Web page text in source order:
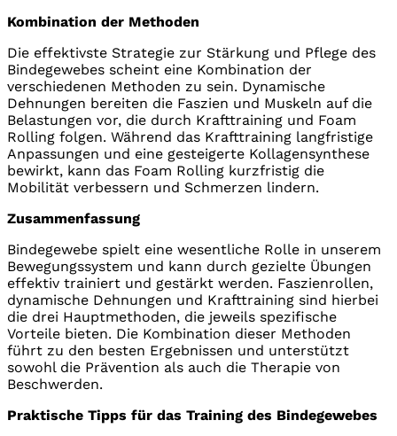
Kombination der Methoden
Die effektivste Strategie zur Stärkung und Pflege des
Bindegewebes scheint eine Kombination der
verschiedenen Methoden zu sein. Dynamische
Dehnungen bereiten die Faszien und Muskeln auf die
Belastungen vor, die durch Krafttraining und Foam
Rolling folgen. Während das Krafttraining langfristige
Anpassungen und eine gesteigerte Kollagensynthese
bewirkt, kann das Foam Rolling kurzfristig die
Mobilität verbessern und Schmerzen lindern.
Zusammenfassung
Bindegewebe spielt eine wesentliche Rolle in unserem
Bewegungssystem und kann durch gezielte Übungen
effektiv trainiert und gestärkt werden. Faszienrollen,
dynamische Dehnungen und Krafttraining sind hierbei
die drei Hauptmethoden, die jeweils spezifische
Vorteile bieten. Die Kombination dieser Methoden
führt zu den besten Ergebnissen und unterstützt
sowohl die Prävention als auch die Therapie von
Beschwerden.
Praktische Tipps für das Training des Bindegewebes